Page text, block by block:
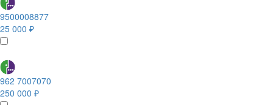
9500008877
25 000 ₽
962 7007070
250 000 ₽